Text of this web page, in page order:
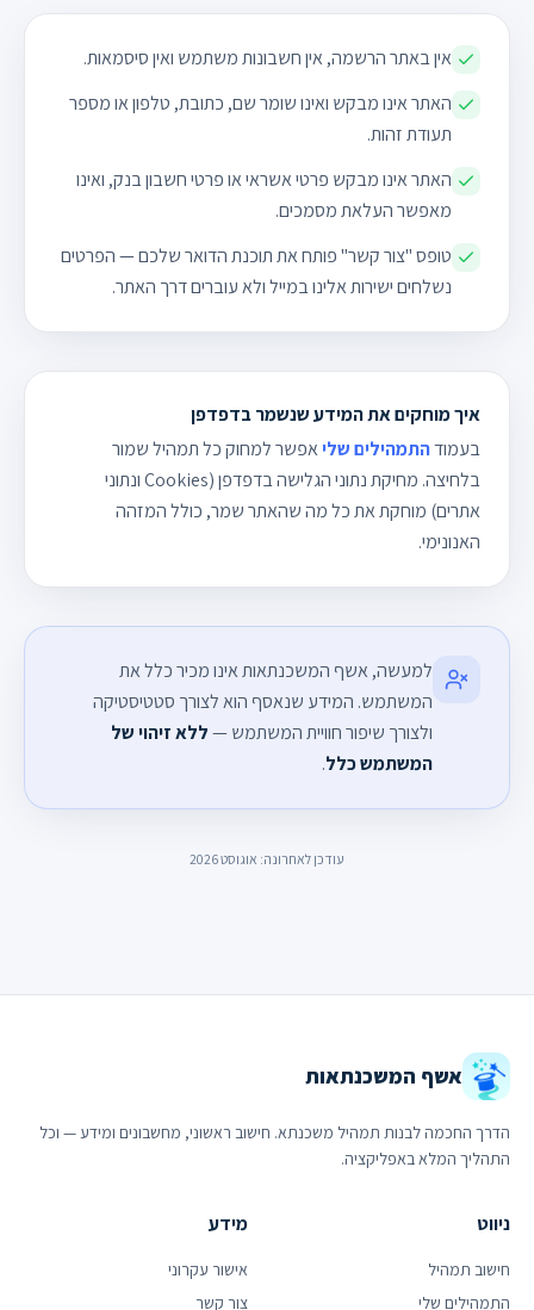
אין באתר הרשמה, אין חשבונות משתמש ואין סיסמאות.
האתר אינו מבקש ואינו שומר שם, כתובת, טלפון או מספר
תעודת זהות.
האתר אינו מבקש פרטי אשראי או פרטי חשבון בנק, ואינו
מאפשר העלאת מסמכים.
טופס "צור קשר" פותח את תוכנת הדואר שלכם — הפרטים
נשלחים ישירות אלינו במייל ולא עוברים דרך האתר.
איך מוחקים את המידע שנשמר בדפדפן
בעמודהתמהילים שליאפשר למחוק כל תמהיל שמור
בלחיצה. מחיקת נתוני הגלישה בדפדפן (Cookies ונתוני
אתרים) מוחקת את כל מה שהאתר שמר, כולל המזהה
האנונימי.
למעשה, אשף המשכנתאות אינו מכיר כלל את
המשתמש. המידע שנאסף הוא לצורך סטטיסטיקה
ולצורך שיפור חוויית המשתמש —ללא זיהוי של
המשתמש כלל.
עודכן לאחרונה: אוגוסט 2026
אשף המשכנתאות
הדרך החכמה לבנות תמהיל משכנתא. חישוב ראשוני, מחשבונים ומידע — וכל
התהליך המלא באפליקציה.
ניווט
חישוב תמהיל
התמהילים שלי
מידע
אישור עקרוני
צור קשר